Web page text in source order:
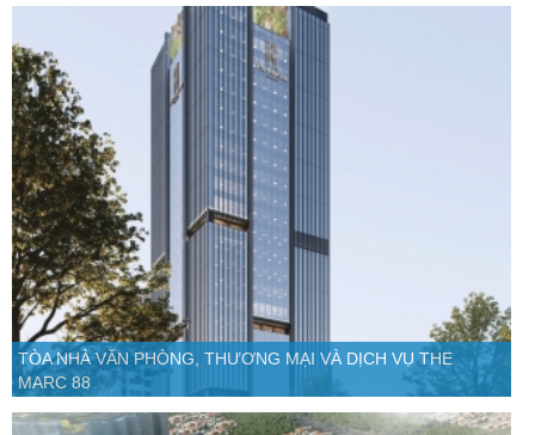
TÒA NHÀ VĂN PHÒNG, THƯƠNG MẠI VÀ DỊCH VỤ THE
MARC 88